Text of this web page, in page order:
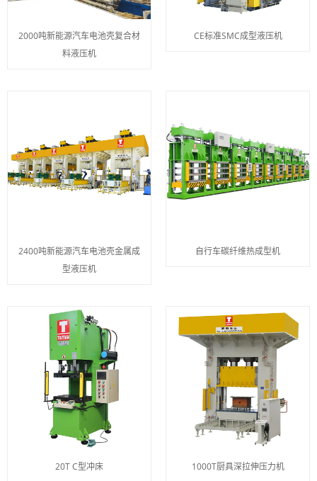
2000吨新能源汽车电池壳复合材
料液压机
CE标准SMC成型液压机
2400吨新能源汽车电池壳金属成
型液压机
自行车碳纤维热成型机
20T C型冲床 1000T厨具深拉伸压力机